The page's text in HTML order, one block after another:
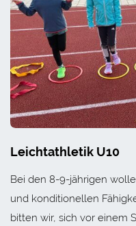
Leichtathletik U10
Bei den 8-9-jährigen
und konditionellen
bitten wir, sich vor einem